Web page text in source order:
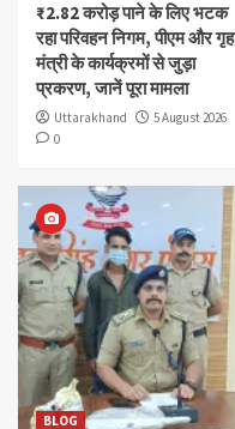
₹2.82 करोड़ पाने के लिए भटक
रहा परिवहन निगम, पीएम और गृह
मंत्री के कार्यक्रमों से जुड़ा
प्रकरण, जानें पूरा मामला
Uttarakhand
5 August 2026
0
BLOG